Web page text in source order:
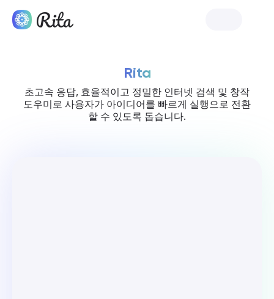
Rita
초고속 응답, 효율적이고 정밀한 인터넷 검색 및 창작
도우미로 사용자가 아이디어를 빠르게 실행으로 전환
할 수 있도록 돕습니다.